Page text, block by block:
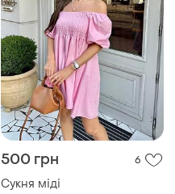
500 грн 6
Сукня міді